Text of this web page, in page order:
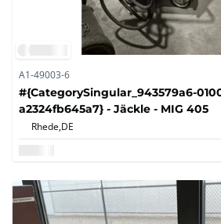
A1-49003-6
#{CategorySingular_943579a6-
a2324fb645a7} - Jäckle - MIG 405
Rhede,DE